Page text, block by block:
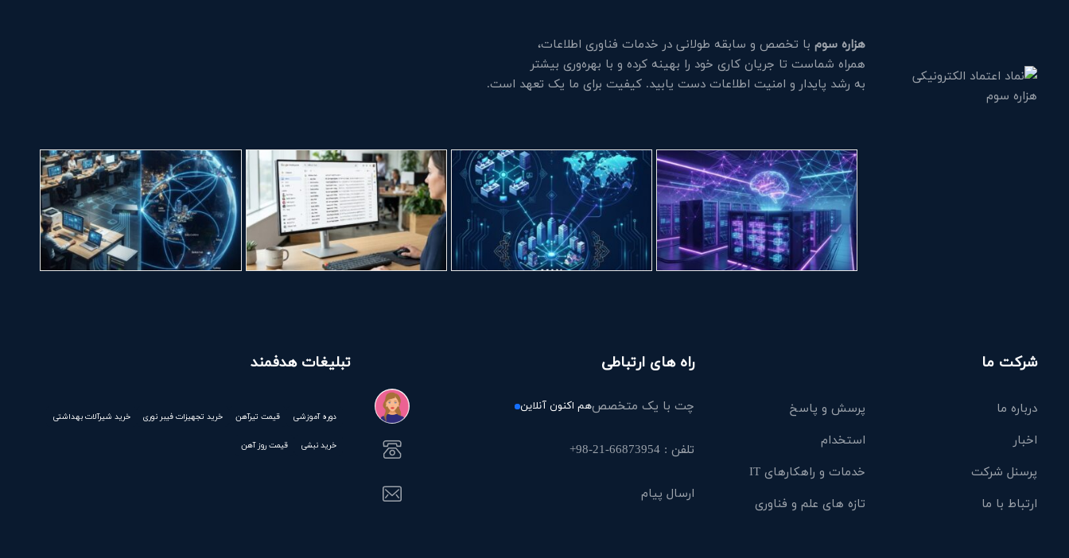
هزاره سومبا تخصص و سابقه طولانی در خدمات فناوری اطلاعات،
همراه شماست تا جریان کاری خود را بهینه کرده و با بهره‌وری بیشتر
به رشد پایدار و امنیت اطلاعات دست یابید. کیفیت برای ما یک تعهد است.
شرکت ما
درباره ما
پرسش و پاسخ
اخبار
استخدام
پرسنل شرکت
خدمات و راهکارهای IT
ارتباط با ما
تازه های علم و فناوری
راه های ارتباطی
چت با یک متخصصهم اکنون آنلاین
تلفن : 66873954-21-98+
ارسال پیام
تبلیغات هدفمند
دوره آموزشی قیمت تیرآهن خرید تجهیزات فیبر نوری خرید شیرآلات بهداشتی
خرید نبشی قیمت روز آهن